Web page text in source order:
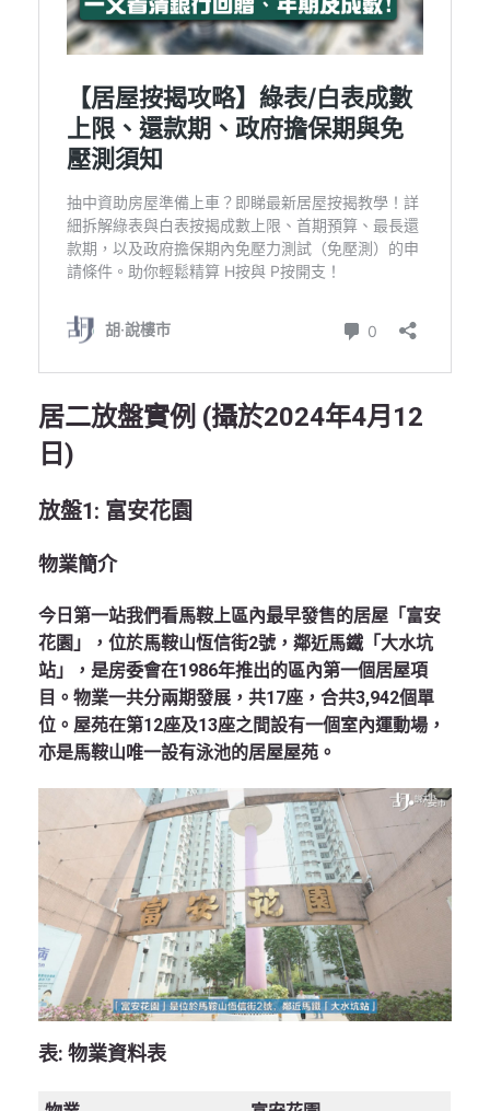
居二放盤實例 (攝於2024年4月12
日)
放盤1: 富安花園
物業簡介
今日第一站我們看馬鞍上區內最早發售的居屋「富安
花園」，位於馬鞍山恆信街2號，鄰近馬鐵「大水坑
站」，是房委會在1986年推出的區內第一個居屋項
目。物業一共分兩期發展，共17座，合共3,942個單
位。屋苑在第12座及13座之間設有一個室內運動場，
亦是馬鞍山唯一設有泳池的居屋屋苑。
表: 物業資料表